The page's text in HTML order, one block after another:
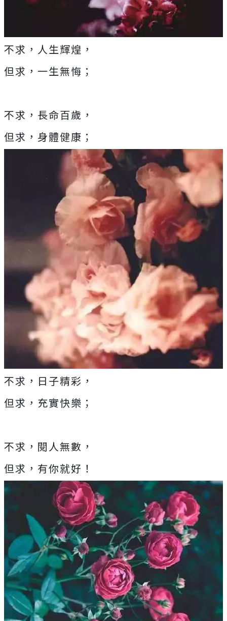
不求，人生輝煌，
但求，一生無悔；
不求，長命百歲，
但求，身體健康；
不求，日子精彩，
但求，充實快樂；
不求，閱人無數，
但求，有你就好！